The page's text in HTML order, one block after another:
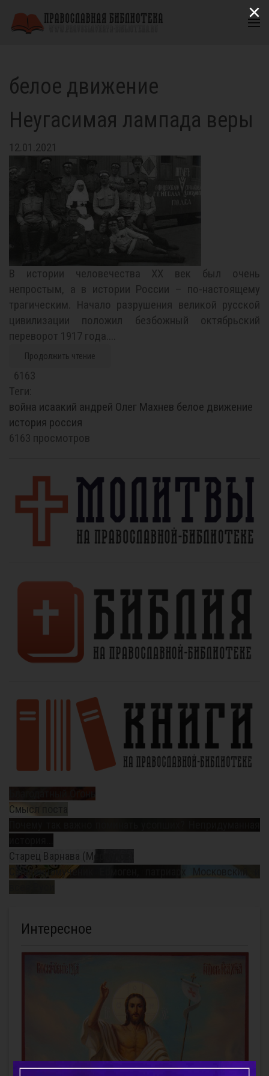
белое движение
Неугасимая лампада веры
12.01.2021
В истории человечества ХХ век был очень
непростым, а в истории России – по-настоящему
трагическим. Начало разрушения великой русской
цивилизации положил безбожный октябрьский
переворот 1917 года....
Продолжить чтение
6163
Теги:
война исаакий андрей Олег Махнев белое движение
история россия
6163 просмотров
Смысл поста
Старец Варнава (Меркулов)
Священномученик Ермоген, патриарх Московский и
Интересное
×